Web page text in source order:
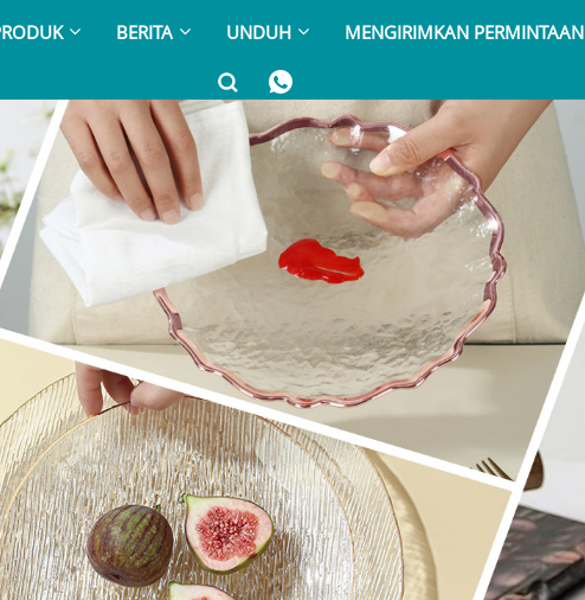
BERITA UNDUH MENGIRIMKAN PERMINTAAN